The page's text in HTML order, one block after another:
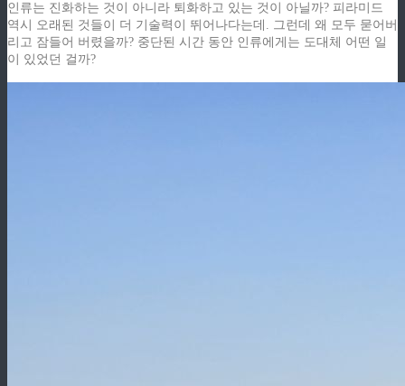
인류는 진화하는 것이 아니라 퇴화하고 있는 것이 아닐까? 피라미드
역시 오래된 것들이 더 기술력이 뛰어나다는데. 그런데 왜 모두 묻어버
리고 잠들어 버렸을까? 중단된 시간 동안 인류에게는 도대체 어떤 일
이 있었던 걸까?